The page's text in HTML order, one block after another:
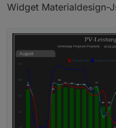
Widget Materialdesign-